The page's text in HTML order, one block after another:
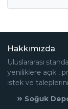
Hakkımızda
Uluslararası
yeniliklere açık ,
istek ve
Soğuk